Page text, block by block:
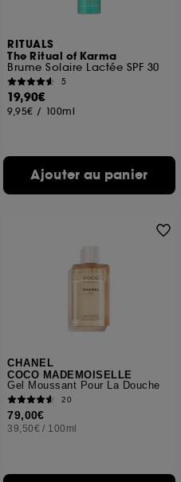
RITUALS
The Ritual of Karma
Brume Solaire Lactée SPF 30
5
19,90€
9,95€ / 100ml
Ajouter au panier
CHANEL
COCO MADEMOISELLE
Gel Moussant Pour La Douche
20
79,00€
39,50€ / 100ml